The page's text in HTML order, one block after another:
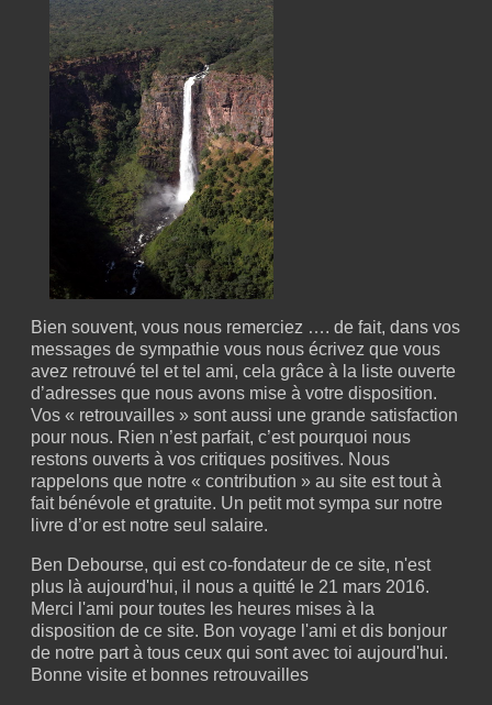
Bien souvent, vous nous remerciez …. de fait, dans vos
messages de sympathie vous nous écrivez que vous
avez retrouvé tel et tel ami, cela grâce à la liste ouverte
d’adresses que nous avons mise à votre disposition.
Vos « retrouvailles » sont aussi une grande satisfaction
pour nous. Rien n’est parfait, c’est pourquoi nous
restons ouverts à vos critiques positives. Nous
rappelons que notre « contribution » au site est tout à
fait bénévole et gratuite. Un petit mot sympa sur notre
livre d’or est notre seul salaire.
Ben Debourse, qui est co-fondateur de ce site, n'est
plus là aujourd'hui, il nous a quitté le 21 mars 2016.
Merci l'ami pour toutes les heures mises à la
disposition de ce site. Bon voyage l'ami et dis bonjour
de notre part à tous ceux qui sont avec toi aujourd'hui.
Bonne visite et bonnes retrouvailles